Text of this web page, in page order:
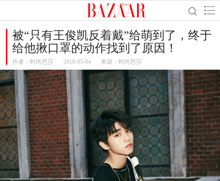
被“只有王俊凯反着戴”给萌到了，终于
给他揪口罩的动作找到了原因！
作者： 时尚芭莎 2018-05-04 来源：时尚芭莎